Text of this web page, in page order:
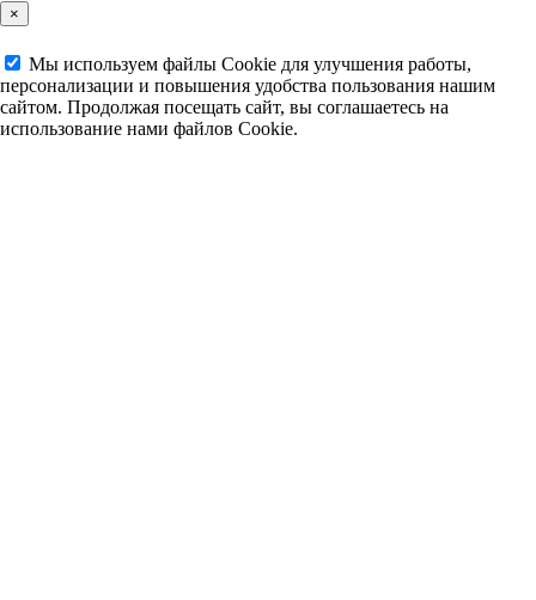
×
Мы используем файлы Cookie для улучшения работы,
персонализации и повышения удобства пользования нашим
сайтом. Продолжая посещать сайт, вы соглашаетесь на
использование нами файлов Cookie.